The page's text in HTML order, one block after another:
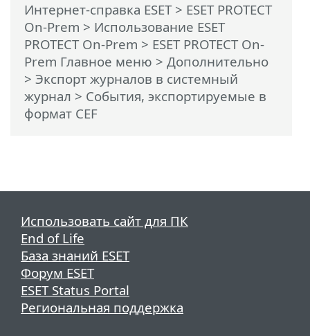
Интернет-справка ESET> ESET PROTECT
On-Prem > Использование ESET
PROTECT On-Prem > ESET PROTECT On-
Prem Главное меню > Дополнительно
> Экспорт журналов в системный
журнал > События, экспортируемые в
формат CEF
Использовать сайт для ПК
End of Life
База знаний ESET
Форум ESET
ESET Status Portal
Региональная поддержка